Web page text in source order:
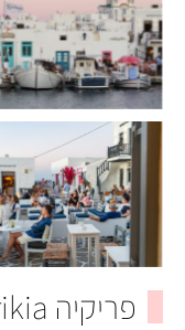
פריקיה Parikia